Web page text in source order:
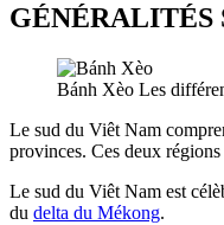
GÉNÉRALITÉS
Bánh Xèo Les
Le sud du Viêt Nam
provinces. Ces deux
Le sud du Viêt Nam est
du delta du Mékong.